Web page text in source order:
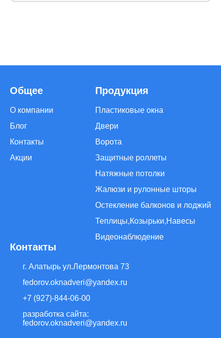
Общее
О компании
Блог
Контакты
Акции
Продукция
Пластиковые окна
Двери
Ворота
Защитные роллеты
Натяжные потолки
Жалюзи и рулонные шторы
Остекление балконов и лоджий
Теплицы,Козырьки,Навесы
Видеонаблюдение
Контакты
г. Алатырь ул.Лермонтова 73
fedorov.oknadveri@yandex.ru
+7 (927)-844-06-00
разработка сайта:
fedorov.oknadveri@yandex.ru